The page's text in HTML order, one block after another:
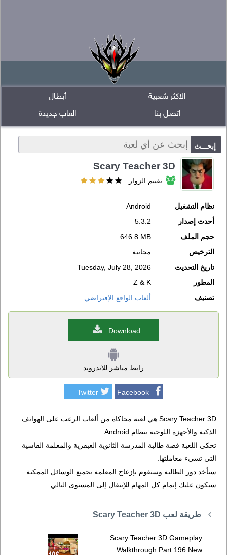
أبطال
الاكثر شعبية
العاب جديدة
اتصل بنا
Scary Teacher 3D
تقييم الزوار
نظام التشغيل
Android
أحدث إصدار
5.3.2
حجم الملف
646.8 MB
الترخيص
مجانية
تاريخ التحديث
Tuesday, July 28, 2026
المطور
Z & K
تصنيف
ألعاب الواقع الإفتراضي
Download
رابط مباشر للاندرويد
Facebook
Twitter
Scary Teacher 3D هي لعبة محاكاة من ألعاب الرعب على الهواتف
الذكية والأجهزة اللوحية بنظام Android.
تحكي اللعبة قصة طالبة المدرسة الثانوية العبقرية والمعلمة القاسية
التي تسيء معاملتها.
ستأخد دور الطالبة وستقوم بإزعاج المعلمة بجميع الوسائل الممكنة.
سيكون عليك إتمام كل المهام للإنتقال إلى المستوى التالي.
طريقة لعب Scary Teacher 3D
Scary Teacher 3D Gameplay
Walkthrough Part 196 New